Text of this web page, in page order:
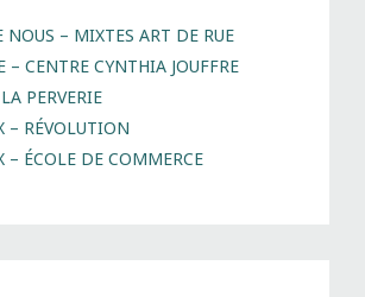
NOUS – MIXTES ART DE RUE
– CENTRE CYNTHIA JOUFFRE
PERVERIE
– RÉVOLUTION
– ÉCOLE DE COMMERCE